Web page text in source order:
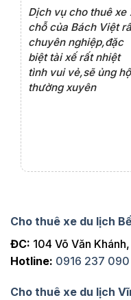
Dịch vụ cho thuê xe
chỗ của Bách Việt
chuyên nghiệp,đặc
biệt tài xế rất nhiệt
tình vui vẻ,sẽ ủng hộ
thường xuyên
Cho thuê xe du lịch
ĐC: 104 Võ Văn
Hotline: 0916 237 090
Cho thuê xe du lịch